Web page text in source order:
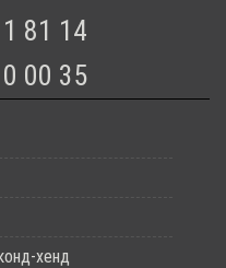
81 14
00 35
хенд